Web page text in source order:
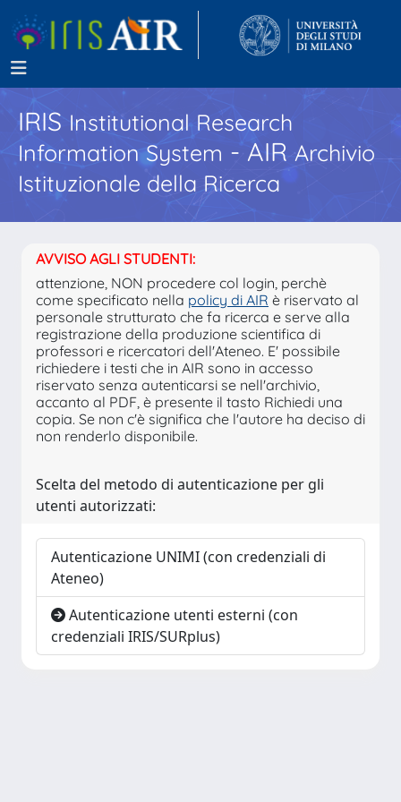
IRISInstitutional Research
Information System - AIR Archivio
Istituzionale della Ricerca
AVVISO AGLI STUDENTI:
attenzione, NON procedere col login, perchè
come specificato nella policy di AIR è riservato al
personale strutturato che fa ricerca e serve alla
registrazione della produzione scientifica di
professori e ricercatori dell'Ateneo. E' possibile
richiedere i testi che in AIR sono in accesso
riservato senza autenticarsi se nell'archivio,
accanto al PDF, è presente il tasto Richiedi una
copia. Se non c'è significa che l'autore ha deciso di
non renderlo disponibile.
Scelta del metodo di autenticazione per gli
utenti autorizzati:
Autenticazione UNIMI (con credenziali di
Ateneo)
Autenticazione utenti esterni (con
credenziali IRIS/SURplus)